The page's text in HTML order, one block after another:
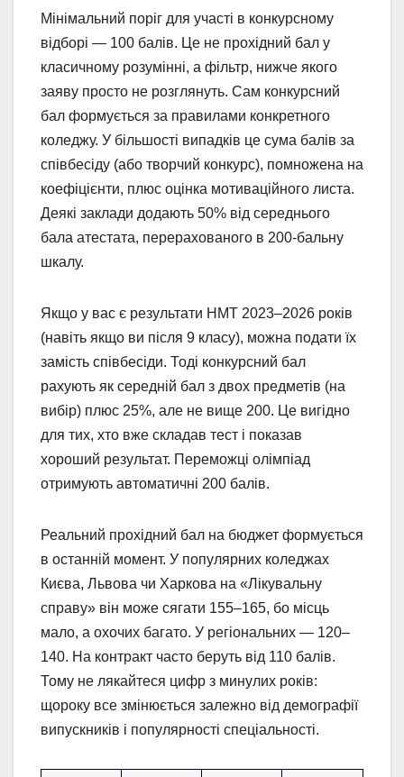
Мінімальний поріг для участі в конкурсному
відборі — 100 балів. Це не прохідний бал у
класичному розумінні, а фільтр, нижче якого
заяву просто не розглянуть. Сам конкурсний
бал формується за правилами конкретного
коледжу. У більшості випадків це сума балів за
співбесіду (або творчий конкурс), помножена на
коефіцієнти, плюс оцінка мотиваційного листа.
Деякі заклади додають 50% від середнього
бала атестата, перерахованого в 200-бальну
шкалу.
Якщо у вас є результати НМТ 2023–2026 років
(навіть якщо ви після 9 класу), можна подати їх
замість співбесіди. Тоді конкурсний бал
рахують як середній бал з двох предметів (на
вибір) плюс 25%, але не вище 200. Це вигідно
для тих, хто вже складав тест і показав
хороший результат. Переможці олімпіад
отримують автоматичні 200 балів.
Реальний прохідний бал на бюджет формується
в останній момент. У популярних коледжах
Києва, Львова чи Харкова на «Лікувальну
справу» він може сягати 155–165, бо місць
мало, а охочих багато. У регіональних — 120–
140. На контракт часто беруть від 110 балів.
Тому не лякайтеся цифр з минулих років:
щороку все змінюється залежно від демографії
випускників і популярності спеціальності.